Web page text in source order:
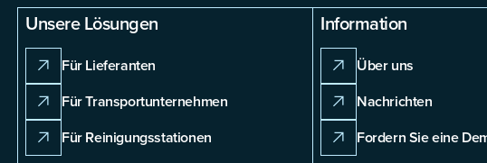
Unsere Lösungen
Für Lieferanten
Für Transportunternehmen
Für Reinigungsstationen
Information
Über uns
Nachrichten
Fordern Sie eine